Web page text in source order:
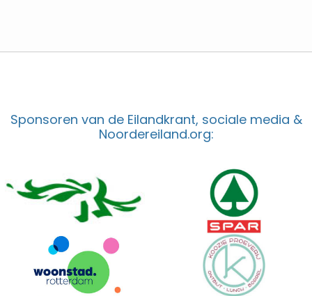
Sponsoren van de Eilandkrant, sociale media &
Noordereiland.org: